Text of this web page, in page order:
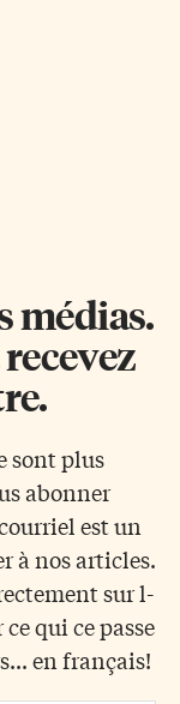
médias.
sont plus
abonner
est un
à nos articles.
sur l-
qui ce passe
en français!